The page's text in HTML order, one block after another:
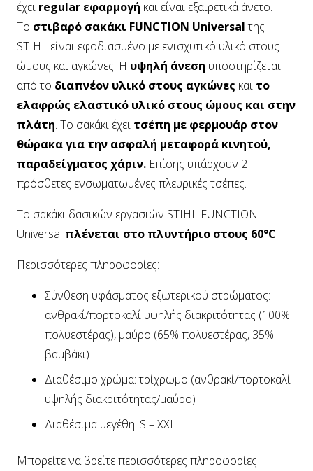
έχει regular εφαρμογή και είναι εξαιρετικά άνετο.
Το στιβαρό σακάκι FUNCTION Universalτης
STIHL είναι εφοδιασμένο με ενισχυτικό υλικό στους
ώμους και αγκώνες. Η υψηλή άνεση υποστηρίζεται
από το διαπνέον υλικό στους αγκώνες και το
ελαφρώς ελαστικό υλικό στους ώμους και στην
πλάτη. Το σακάκι έχει τσέπη με φερμουάρ στον
θώρακα για την ασφαλή μεταφορά κινητού,
παραδείγματος χάριν. Επίσης υπάρχουν 2
πρόσθετες ενσωματωμένες πλευρικές τσέπες.
Το σακάκι δασικών εργασιών STIHL FUNCTION
Universal πλένεται στο πλυντήριο στους 60°C.
Περισσότερες πληροφορίες:
Σύνθεση υφάσματος εξωτερικού στρώματος:
ανθρακί/πορτοκαλί υψηλής διακριτότητας (100%
πολυεστέρας), μαύρο (65% πολυεστέρας, 35%
βαμβάκι)
Διαθέσιμο χρώμα: τρίχρωμο (ανθρακί/πορτοκαλί
υψηλής διακριτότητας/μαύρο)
Διαθέσιμα μεγέθη: S – XXL
Μπορείτε να βρείτε περισσότερες πληροφορίες